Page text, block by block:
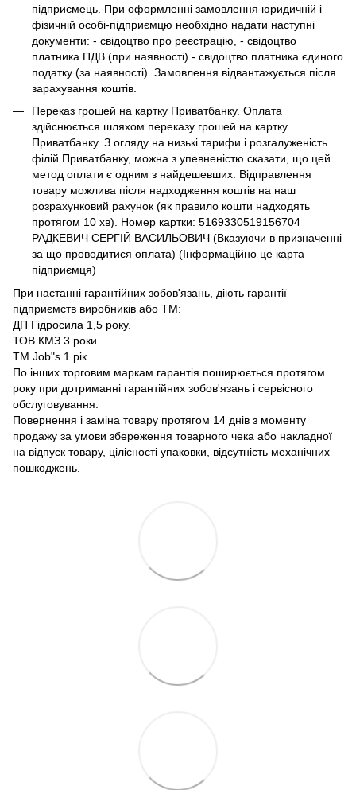
підприємець. При оформленні замовлення юридичній і
фізичній особі-підприємцю необхідно надати наступні
документи: - свідоцтво про реєстрацію, - свідоцтво
платника ПДВ (при наявності) - свідоцтво платника єдиного
податку (за наявності). Замовлення відвантажується після
зарахування коштів.
Переказ грошей на картку Приватбанку. Оплата
здійснюється шляхом переказу грошей на картку
Приватбанку. З огляду на низькі тарифи і розгалуженість
філій Приватбанку, можна з упевненістю сказати, що цей
метод оплати є одним з найдешевших. Відправлення
товару можлива після надходження коштів на наш
розрахунковий рахунок (як правило кошти надходять
протягом 10 хв). Номер картки: 5169330519156704
РАДКЕВИЧ СЕРГІЙ ВАСИЛЬОВИЧ (Вказуючи в призначенні
за що проводитися оплата) (Інформаційно це карта
підприємця)
При настанні гарантійних зобов'язань, діють гарантії
підприємств виробників або ТМ:
ДП Гідросила 1,5 року.
ТОВ КМЗ 3 роки.
ТМ Job"s 1 рік.
По інших торговим маркам гарантія поширюється протягом
року при дотриманні гарантійних зобов'язань і сервісного
обслуговування.
Повернення і заміна товару протягом 14 днів з моменту
продажу за умови збереження товарного чека або накладної
на відпуск товару, цілісності упаковки, відсутність механічних
пошкоджень.